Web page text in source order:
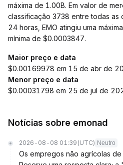
máxima de 1.00B. Em valor de
classificação 3738 entre todas as
24 horas, EMO atingiu uma
mínima de $0.0003847.
Maior preço e data
$0.00169978 em 15 de abr de
Menor preço e data
$0.00031798 em 25 de jul de
Notícias sobre emonad
2026-08-08 01:39 (UTC) Neutro
Os empregos não agrícolas